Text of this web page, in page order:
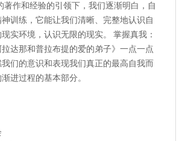
著作和经验的引领下，我们逐渐明白，自
训练，它能让我们清晰、完整地认识自
实环境，认识无限的现实。 掌握真我：
达那和普拉布提的爱的弟子》一点一点
们的意识和表现我们真正的最高自我而
进过程的基本部分。